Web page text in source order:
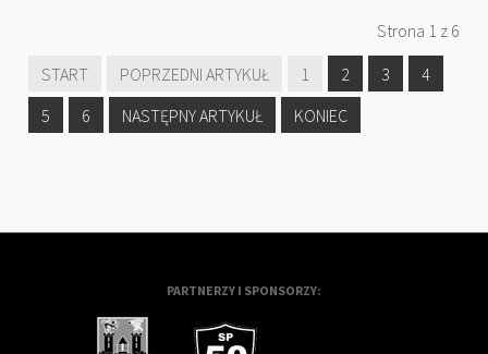
Strona 1 z 6
START
POPRZEDNI ARTYKUŁ 1 2 3
4
5
6 NASTĘPNY ARTYKUŁ KONIEC
PARTNERZY I SPONSORZY: